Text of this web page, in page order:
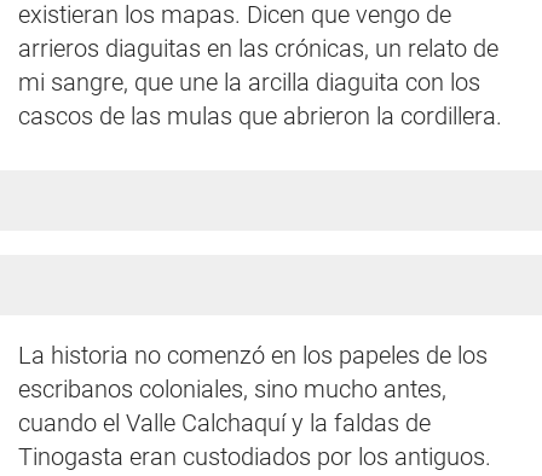
existieran los mapas. Dicen que vengo de
arrieros diaguitas en las crónicas, un relato de
mi sangre, que une la arcilla diaguita con los
cascos de las mulas que abrieron la cordillera.
La historia no comenzó en los papeles de los
escribanos coloniales, sino mucho antes,
cuando el Valle Calchaquí y la faldas de
Tinogasta eran custodiados por los antiguos.